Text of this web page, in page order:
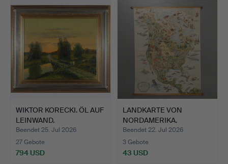
Objekt
WIKTOR KORECKI. ÖL AUF
LEINWAND.
Beendet 25. Jul 2026
27 Gebote
794 USD
LANDKARTE VON
NORDAMERIKA.
Beendet 22. Jul 2026
3 Gebote
43 USD